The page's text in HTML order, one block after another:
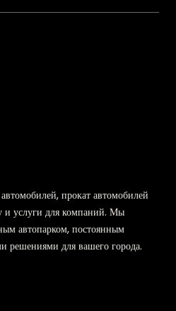
прокат автомобилей
и услуги для компаний. Мы
автопарком, постоянным
решениями для вашего города.